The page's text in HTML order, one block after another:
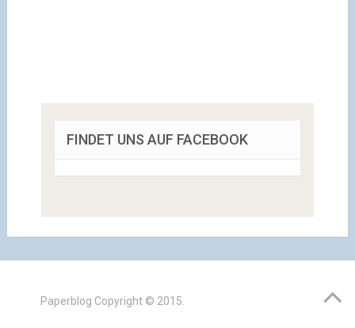
FINDET UNS AUF FACEBOOK
Paperblog Copyright © 2015.